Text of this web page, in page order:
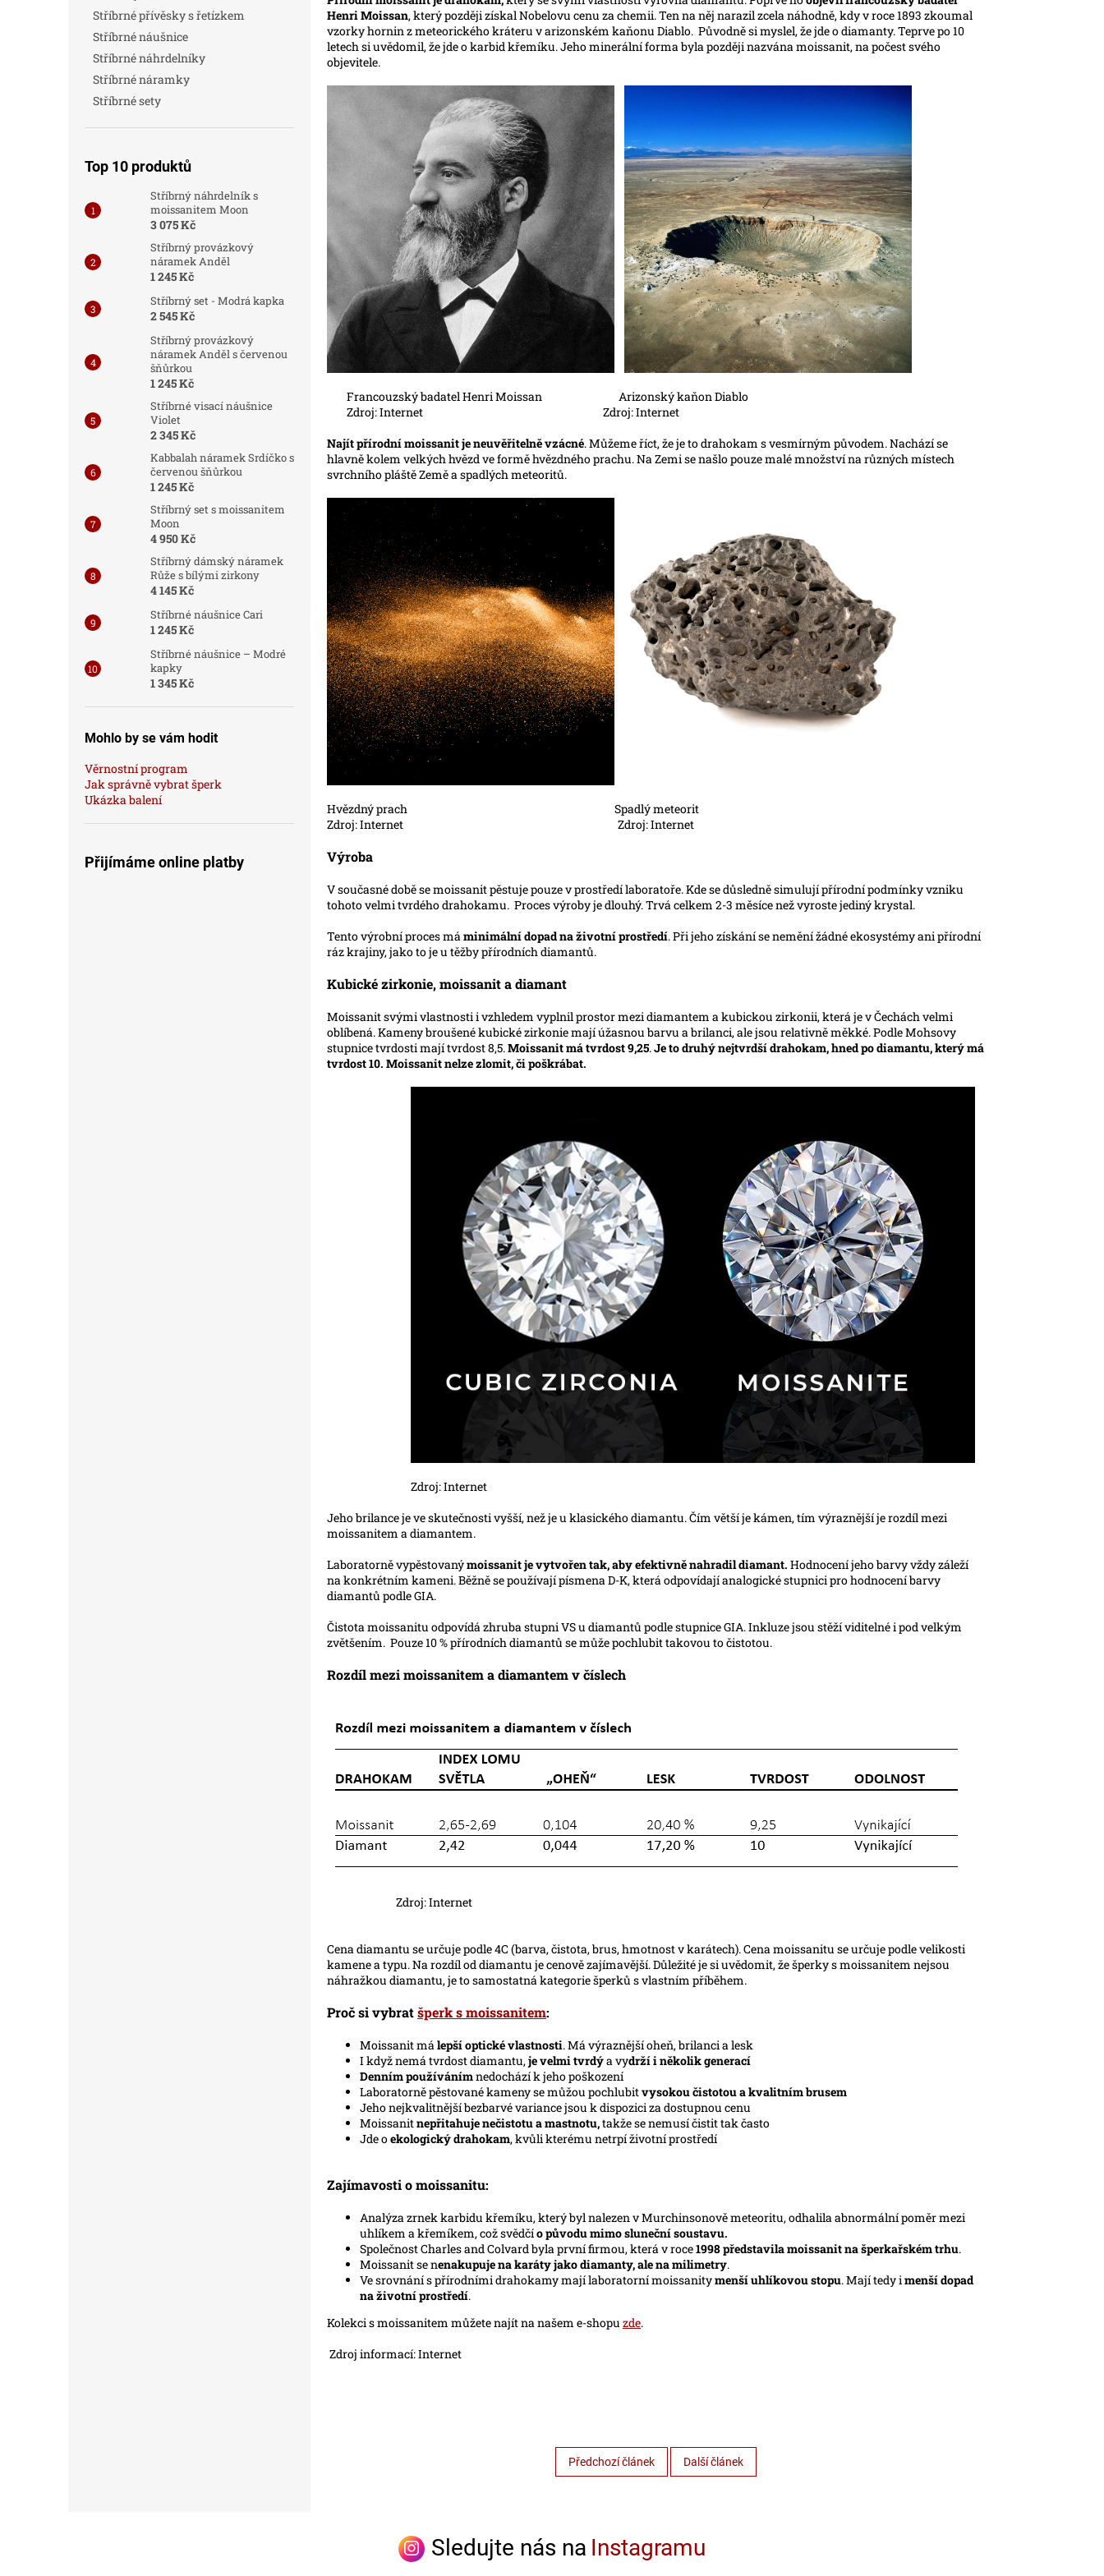
Stříbrné přívěsky s řetízkem
Stříbrné náušnice
Stříbrné náhrdelníky
Stříbrné náramky
Stříbrné sety
Top 10 produktů
Stříbrný náhrdelník s
moissanitem Moon
3 075 Kč
Stříbrný provázkový
náramek Anděl
1 245 Kč
Stříbrný set - Modrá kapka
2 545 Kč
Stříbrný provázkový
náramek Anděl s červenou
šňůrkou
1 245 Kč
Stříbrné visací náušnice
Violet
2 345 Kč
Kabbalah náramek Srdíčko s
červenou šňůrkou
1 245 Kč
Stříbrný set s moissanitem
Moon
4 950 Kč
Stříbrný dámský náramek
Růže s bílými zirkony
4 145 Kč
Stříbrné náušnice Cari
1 245 Kč
Stříbrné náušnice – Modré
kapky
1 345 Kč
Mohlo by se vám hodit
Věrnostní program
Jak správně vybrat šperk
Ukázka balení
Přijímáme online platby
Henri Moissan, který později získal Nobelovu cenu za chemii. Ten na něj narazil zcela náhodně, kdy v roce 1893 zkoumal
vzorky hornin z meteorického kráteru v arizonském kaňonu Diablo. Původně si myslel, že jde o diamanty. Teprve po 10
letech si uvědomil, že jde o karbid křemíku. Jeho minerální forma byla později nazvána moissanit, na počest svého
objevitele.
Francouzský badatel Henri Moissan Arizonský kaňon Diablo
Zdroj: Internet Zdroj: Internet
Najít přírodní moissanit je neuvěřitelně vzácné. Můžeme říct, že je to drahokam s vesmírným původem. Nachází se
hlavně kolem velkých hvězd ve formě hvězdného prachu. Na Zemi se našlo pouze malé množství na různých místech
svrchního pláště Země a spadlých meteoritů.
Hvězdný prach Spadlý meteorit
Zdroj: Internet Zdroj: Internet
Výroba
V současné době se moissanit pěstuje pouze v prostředí laboratoře. Kde se důsledně simulují přírodní podmínky vzniku
tohoto velmi tvrdého drahokamu. Proces výroby je dlouhý. Trvá celkem 2-3 měsíce než vyroste jediný krystal.
Tento výrobní proces má minimální dopad na životní prostředí. Při jeho získání se nemění žádné ekosystémy ani přírodní
ráz krajiny, jako to je u těžby přírodních diamantů.
Kubické zirkonie, moissanit a diamant
Moissanit svými vlastnosti i vzhledem vyplnil prostor mezi diamantem a kubickou zirkonii, která je v Čechách velmi
oblíbená. Kameny broušené kubické zirkonie mají úžasnou barvu a brilanci, ale jsou relativně měkké. Podle Mohsovy
stupnice tvrdosti mají tvrdost 8,5.Moissanit má tvrdost 9,25.Je to druhý nejtvrdší drahokam, hned po diamantu, který má
tvrdost 10. Moissanit nelze zlomit, či poškrábat.
Zdroj: Internet
Jeho brilance je ve skutečnosti vyšší, než je u klasického diamantu. Čím větší je kámen, tím výraznější je rozdíl mezi
moissanitem a diamantem.
Laboratorně vypěstovanýmoissanit je vytvořen tak, aby efektivně nahradil diamant. Hodnocení jeho barvy vždy záleží
na konkrétním kameni. Běžně se používají písmena D-K, která odpovídají analogické stupnici pro hodnocení barvy
diamantů podle GIA.
Čistota moissanitu odpovídá zhruba stupni VS u diamantů podle stupnice GIA. Inkluze jsou stěží viditelné i pod velkým
zvětšením. Pouze 10 % přírodních diamantů se může pochlubit takovou to čistotou.
Rozdíl mezi moissanitem a diamantem v číslech
Zdroj: Internet
Cena diamantu se určuje podle 4C (barva, čistota, brus, hmotnost v karátech). Cena moissanitu se určuje podle velikosti
kamene a typu. Na rozdíl od diamantu je cenově zajímavější. Důležité je si uvědomit, že šperky s moissanitem nejsou
náhražkou diamantu, je to samostatná kategorie šperků s vlastním příběhem.
Proč si vybratšperk s moissanitem:
Moissanit má lepší optické vlastnosti. Má výraznější oheň, brilanci a lesk
I když nemá tvrdost diamantu, je velmi tvrdýa vydrží i několik generací
Denním používánímnedochází k jeho poškození
Laboratorně pěstované kameny se můžou pochlubitvysokou čistotou a kvalitním brusem
Jeho nejkvalitnější bezbarvé variance jsou k dispozici za dostupnou cenu
Moissanitnepřitahuje nečistotu a mastnotu,takže se nemusí čistit tak často
Jde oekologický drahokam, kvůli kterému netrpí životní prostředí
Zajímavosti o moissanitu:
Analýza zrnek karbidu křemíku, který byl nalezen v Murchinsonově meteoritu, odhalila abnormální poměr mezi
uhlíkem a křemíkem, což svědčío původu mimo sluneční soustavu.
Společnost Charles and Colvard byla první firmou, která v roce1998 představila moissanit na šperkařském trhu.
Moissanit se nenakupuje na karáty jako diamanty, ale na milimetry.
Ve srovnání s přírodními drahokamy mají laboratorní moissanitymenší uhlíkovou stopu. Mají tedy i menší dopad
na životní prostředí.
Kolekci s moissanitem můžete najít na našem e-shopu zde.
Zdroj informací: Internet
Předchozí článek Další článek
Sledujte nás na Instagramu